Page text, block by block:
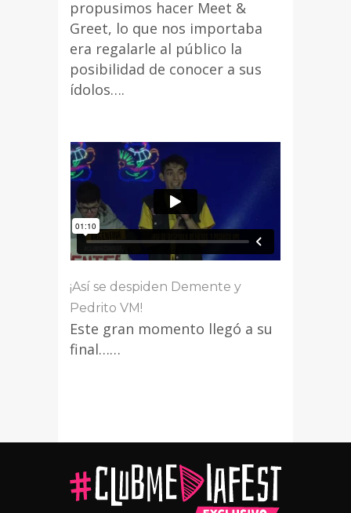
propusimos hacer Meet &
Greet, lo que nos importaba
era regalarle al público la
posibilidad de conocer a sus
ídolos….
¡Así se despiden Demente y
Pedrito VM!
Este gran momento llegó a su
final……